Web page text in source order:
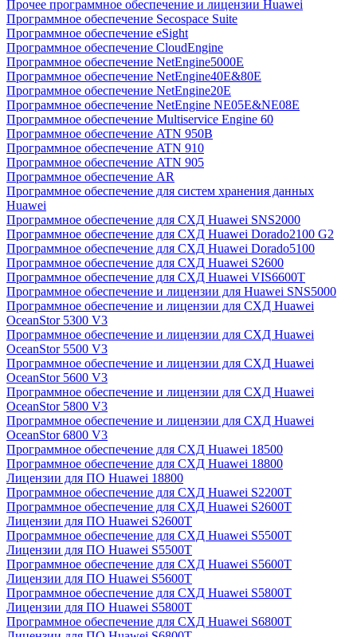
Прочее программное обеспечение и лицензии Huawei
Программное обеспечение Secospace Suite
Программное обеспечение eSight
Программное обеспечение CloudEngine
Программное обеспечение NetEngine5000E
Программное обеспечение NetEngine40E&80E
Программное обеспечение NetEngine20E
Программное обеспечение NetEngine NE05E&NE08E
Программное обеспечение Multiservice Engine 60
Программное обеспечение ATN 950B
Программное обеспечение ATN 910
Программное обеспечение ATN 905
Программное обеспечение AR
Программное обеспечение для систем хранения данных
Huawei
Программное обеспечение для СХД Huawei SNS2000
Программное обеспечение для СХД Huawei Dorado2100 G2
Программное обеспечение для СХД Huawei Dorado5100
Программное обеспечение для СХД Huawei S2600
Программное обеспечение для СХД Huawei VIS6600T
Программное обеспечение и лицензии для Huawei SNS5000
Программное обеспечение и лицензии для СХД Huawei
OceanStor 5300 V3
Программное обеспечение и лицензии для СХД Huawei
OceanStor 5500 V3
Программное обеспечение и лицензии для СХД Huawei
OceanStor 5600 V3
Программное обеспечение и лицензии для СХД Huawei
OceanStor 5800 V3
Программное обеспечение и лицензии для СХД Huawei
OceanStor 6800 V3
Программное обеспечение для СХД Huawei 18500
Программное обеспечение для СХД Huawei 18800
Лицензии для ПО Huawei 18800
Программное обеспечение для СХД Huawei S2200T
Программное обеспечение для СХД Huawei S2600T
Лицензии для ПО Huawei S2600T
Программное обеспечение для СХД Huawei S5500T
Лицензии для ПО Huawei S5500T
Программное обеспечение для СХД Huawei S5600T
Лицензии для ПО Huawei S5600T
Программное обеспечение для СХД Huawei S5800T
Лицензии для ПО Huawei S5800T
Программное обеспечение для СХД Huawei S6800T